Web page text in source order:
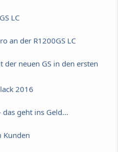
LC
an der R1200GS LC
neuen GS in den ersten
2016
geht ins Geld...
Kunden